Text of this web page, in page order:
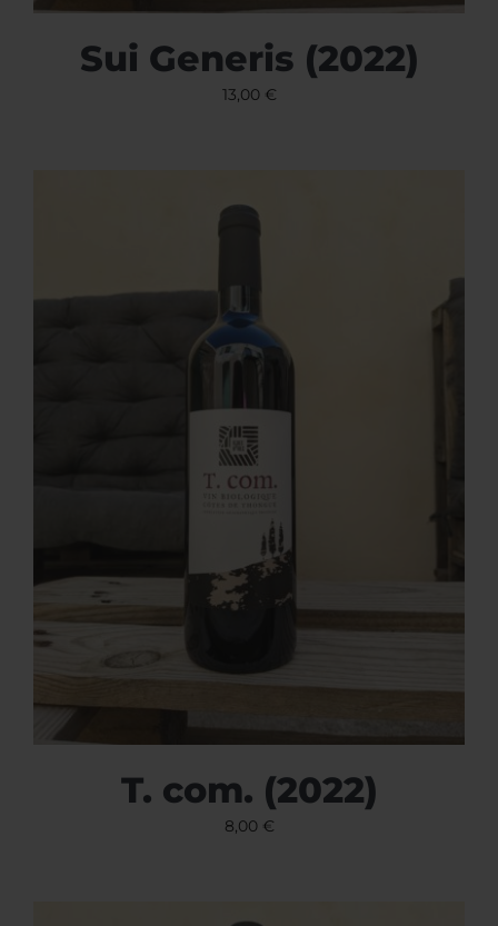
Sui Generis (2022)
13,00 €
T. com. (2022)
8,00 €